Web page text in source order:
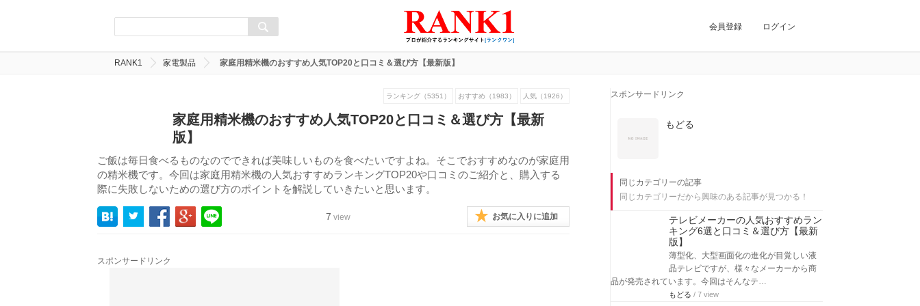
会員登録 ログイン
RANK1 家電製品 家庭用精米機のおすすめ人気TOP20と口コミ＆選び方【最新版】
ランキング（5351） おすすめ（1983） 人気（1926）
家庭用精米機のおすすめ人気TOP20と口コミ＆選び方【最新
版】
ご飯は毎日食べるものなのでできれば美味しいものを食べたいですよね。そこでおすすめなのが家庭用
の精米機です。今回は家庭用精米機の人気おすすめランキングTOP20や口コミのご紹介と、購入する
際に失敗しないための選び方のポイントを解説していきたいと思います。
7 view お気に入りに追加
スポンサードリンク
スポンサードリンク
もどる
同じカテゴリーの記事
同じカテゴリーだから興味のある記事が見つかる！
テレビメーカーの人気おすすめラン
キング6選と口コミ＆選び方【最新
版】
薄型化、大型画面化の進化が目覚しい液
晶テレビですが、様々なメーカーから商
品が発売されています。今回はそんなテ…
もどる / 7 view